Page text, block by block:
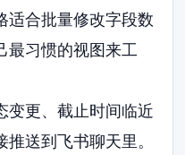
适合批量修改字段数
最习惯的视图来工
变更、截止时间临近
送到飞书聊天里。